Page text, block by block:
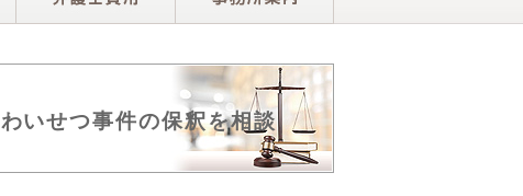
いせつ事件の保釈を相談